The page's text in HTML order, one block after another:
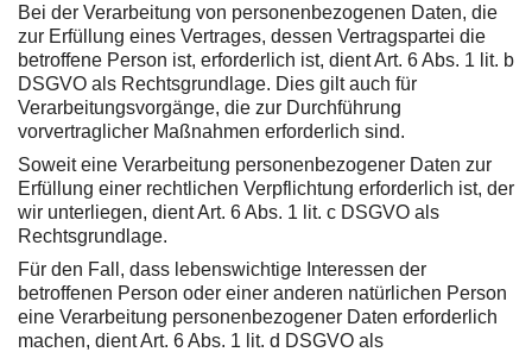
Bei der Verarbeitung von personenbezogenen Daten, die
zur Erfüllung eines Vertrages, dessen Vertragspartei die
betroffene Person ist, erforderlich ist, dient Art. 6 Abs. 1 lit. b
DSGVO als Rechtsgrundlage. Dies gilt auch für
Verarbeitungsvorgänge, die zur Durchführung
vorvertraglicher Maßnahmen erforderlich sind.
Soweit eine Verarbeitung personenbezogener Daten zur
Erfüllung einer rechtlichen Verpflichtung erforderlich ist, der
wir unterliegen, dient Art. 6 Abs. 1 lit. c DSGVO als
Rechtsgrundlage.
Für den Fall, dass lebenswichtige Interessen der
betroffenen Person oder einer anderen natürlichen Person
eine Verarbeitung personenbezogener Daten erforderlich
machen, dient Art. 6 Abs. 1 lit. d DSGVO als